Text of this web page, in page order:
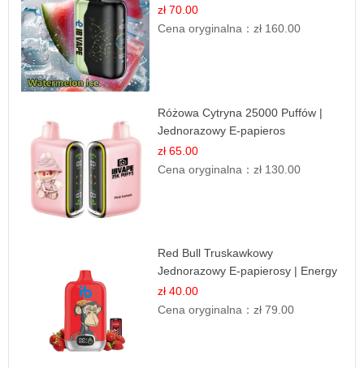
Jednorazowy
zł 70.00
Cena oryginalna：zł 160.00
Różowa Cytryna 25000 Puffów |
Jednorazowy E-papieros
zł 65.00
Cena oryginalna：zł 130.00
Red Bull Truskawkowy
Jednorazowy E-papierosy | Energy
Drink Smak
zł 40.00
Cena oryginalna：zł 79.00